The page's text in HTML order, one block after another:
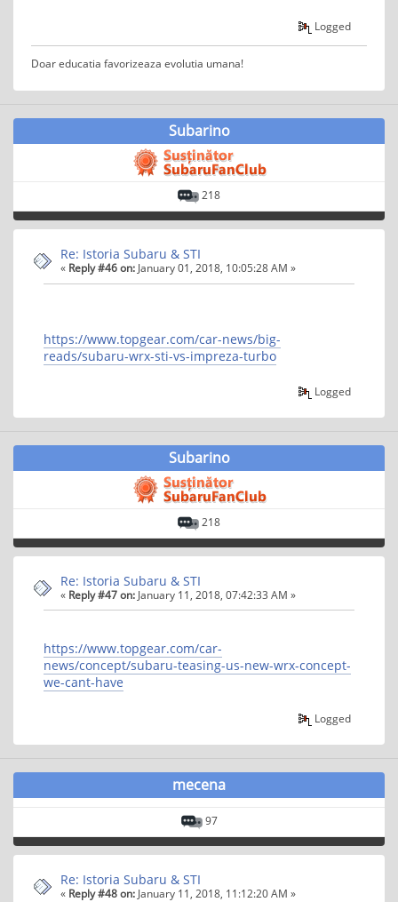
Logged
Doar educatia favorizeaza evolutia umana!
Subarino
218
Re: Istoria Subaru & STI
« Reply #46 on: January 01, 2018, 10:05:28 AM »
https://www.topgear.com/car-news/big-
reads/subaru-wrx-sti-vs-impreza-turbo
Logged
Subarino
218
Re: Istoria Subaru & STI
« Reply #47 on: January 11, 2018, 07:42:33 AM »
https://www.topgear.com/car-
news/concept/subaru-teasing-us-new-wrx-concept-
we-cant-have
Logged
mecena
97
Re: Istoria Subaru & STI
« Reply #48 on: January 11, 2018, 11:12:20 AM »